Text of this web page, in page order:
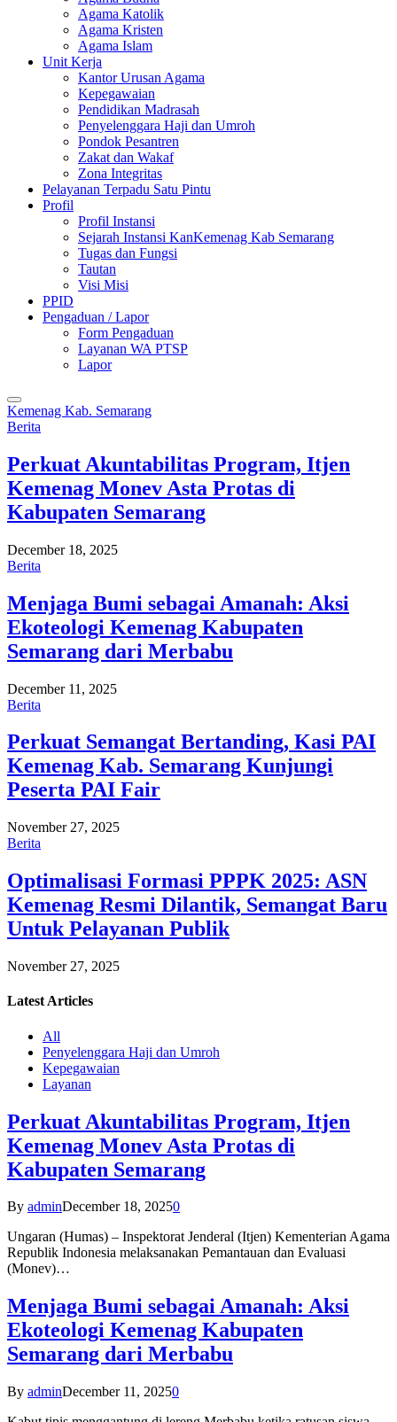
Agama Katolik
Agama Kristen
Agama Islam
Unit Kerja
Kantor Urusan Agama
Kepegawaian
Pendidikan Madrasah
Penyelenggara Haji dan Umroh
Pondok Pesantren
Zakat dan Wakaf
Zona Integritas
Pelayanan Terpadu Satu Pintu
Profil
Profil Instansi
Sejarah Instansi KanKemenag Kab Semarang
Tugas dan Fungsi
Tautan
Visi Misi
PPID
Pengaduan / Lapor
Form Pengaduan
Layanan WA PTSP
Lapor
Kemenag Kab. Semarang
Berita
Perkuat Akuntabilitas Program, Itjen
Kemenag Monev Asta Protas di
Kabupaten Semarang
December 18, 2025
Berita
Menjaga Bumi sebagai Amanah: Aksi
Ekoteologi Kemenag Kabupaten
Semarang dari Merbabu
December 11, 2025
Berita
Perkuat Semangat Bertanding, Kasi PAI
Kemenag Kab. Semarang Kunjungi
Peserta PAI Fair
November 27, 2025
Berita
Optimalisasi Formasi PPPK 2025: ASN
Kemenag Resmi Dilantik, Semangat Baru
Untuk Pelayanan Publik
November 27, 2025
Latest Articles
All
Penyelenggara Haji dan Umroh
Kepegawaian
Layanan
Perkuat Akuntabilitas Program, Itjen
Kemenag Monev Asta Protas di
Kabupaten Semarang
By adminDecember 18, 20250
Ungaran (Humas) – Inspektorat Jenderal (Itjen) Kementerian Agama
Republik Indonesia melaksanakan Pemantauan dan Evaluasi
(Monev)…
Menjaga Bumi sebagai Amanah: Aksi
Ekoteologi Kemenag Kabupaten
Semarang dari Merbabu
By adminDecember 11, 20250